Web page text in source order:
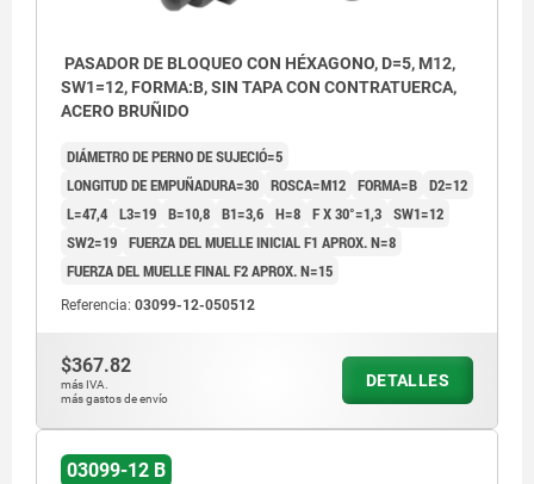
PASADOR DE BLOQUEO CON HÉXAGONO, D=5, M12,
SW1=12, FORMA:B, SIN TAPA CON CONTRATUERCA,
ACERO BRUÑIDO
DIÁMETRO DE PERNO DE SUJECIÓ=5
LONGITUD DE EMPUÑADURA=30 ROSCA=M12 FORMA=B D2=12
L=47,4 L3=19 B=10,8 B1=3,6 H=8 F X 30°=1,3 SW1=12
SW2=19 FUERZA DEL MUELLE INICIAL F1 APROX. N=8
FUERZA DEL MUELLE FINAL F2 APROX. N=15
Referencia: 03099-12-050512
$367.82
más IVA.
más gastos de envío
DETALLES
03099-12 B